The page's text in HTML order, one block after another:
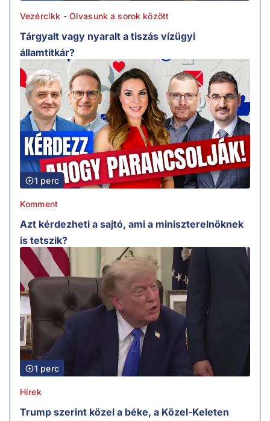
Vezércikk - Olvasunk a sorok között
Tárgyalt vagy nyaralt a tiszás vízügyi
államtitkár?
1 perc
Komment
Azt kérdezheti a sajtó, ami a miniszterelnöknek
is tetszik?
1 perc
Hírek
Trump szerint közel a béke, a Közel-Keleten